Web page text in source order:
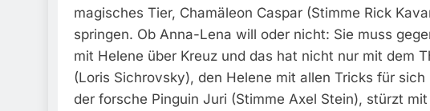
magisches Tier, Chamäleon Caspar (Stimme Rick
springen. Ob Anna-Lena will oder nicht: Sie muss
mit Helene über Kreuz und das hat nicht nur mit dem
(Loris Sichrovsky), den Helene mit allen Tricks für
der forsche Pinguin Juri (Stimme Axel Stein), stürzt